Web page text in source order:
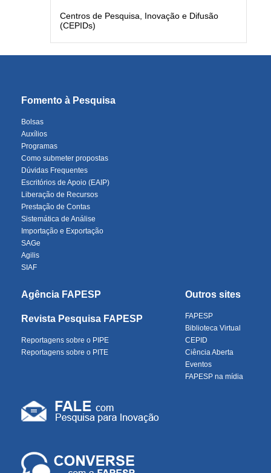
Centros de Pesquisa, Inovação e Difusão
(CEPIDs)
Fomento à Pesquisa
Bolsas
Auxílios
Programas
Como submeter propostas
Dúvidas Frequentes
Escritórios de Apoio (EAIP)
Liberação de Recursos
Prestação de Contas
Sistemática de Análise
Importação e Exportação
SAGe
Agilis
SIAF
Agência FAPESP
Revista Pesquisa FAPESP
Reportagens sobre o PIPE
Reportagens sobre o PITE
Outros sites
FAPESP
Biblioteca Virtual
CEPID
Ciência Aberta
Eventos
FAPESP na mídia